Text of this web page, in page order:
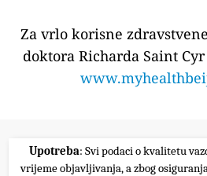
Za vrlo korisne
doktora Richarda Saint
Upotreba: Svi podaci o kvalitetu
vrijeme objavljivanja, a zbog